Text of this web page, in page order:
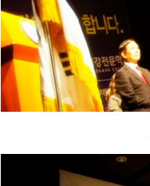
[신입생 대